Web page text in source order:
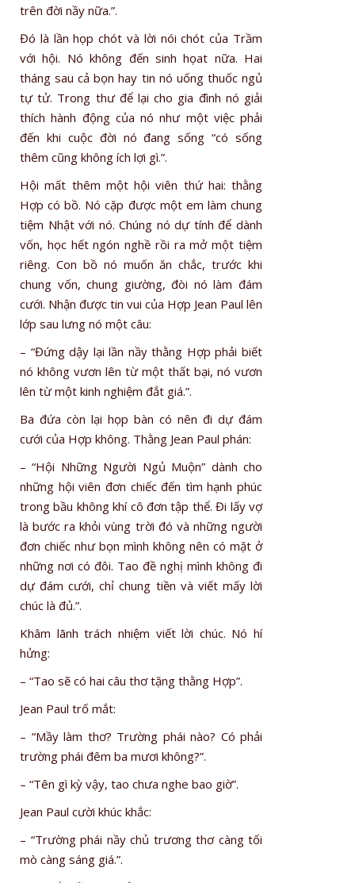
trên đời nầy nữa.”.
Đó là lần họp chót và lời nói chót của Trầm
với hội. Nó không đến sinh họat nữa. Hai
tháng sau cả bọn hay tin nó uống thuốc ngủ
tự tử. Trong thư để lại cho gia đình nó giải
thích hành động của nó như một việc phải
đến khi cuộc đời nó đang sống “có sống
thêm cũng không ích lợi gì.”.
Hội mất thêm một hội viên thứ hai: thằng
Hợp có bồ. Nó cặp được một em làm chung
tiệm Nhật với nó. Chúng nó dự tính để dành
vốn, học hết ngón nghề rồi ra mở một tiệm
riêng. Con bồ nó muốn ăn chắc, trước khi
chung vốn, chung giường, đòi nó làm đám
cưới. Nhận được tin vui của Hợp Jean Paul lên
lớp sau lưng nó một câu:
– “Đứng dậy lại lần nầy thằng Hợp phải biết
nó không vươn lên từ một thất bại, nó vươn
lên từ một kinh nghiệm đắt giá.”.
Ba đứa còn lại họp bàn có nên đi dự đám
cưới của Hợp không. Thằng Jean Paul phán:
– “Hội Những Người Ngủ Muộn” dành cho
những hội viên đơn chiếc đến tìm hạnh phúc
trong bầu không khí cô đơn tập thể. Đi lấy vợ
là bước ra khỏi vùng trời đó và những người
đơn chiếc như bọn mình không nên có mặt ở
những nơi có đôi. Tao đề nghị mình không đi
dự đám cưới, chỉ chung tiền và viết mấy lời
chúc là đủ.”.
Khâm lãnh trách nhiệm viết lời chúc. Nó hí
hửng:
– “Tao sẽ có hai câu thơ tặng thằng Hợp”.
Jean Paul trố mắt:
– “Mầy làm thơ? Trường phái nào? Có phải
trường phái đêm ba mươi không?”.
– “Tên gì kỳ vậy, tao chưa nghe bao giờ”.
Jean Paul cười khúc khắc:
– “Trường phái nầy chủ trương thơ càng tối
mò càng sáng giá.”.